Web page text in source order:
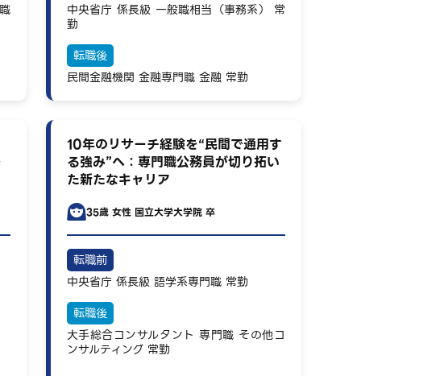
中央省庁 係長級 一般職相当（事務系）
常
勤
転職後
民間金融機関 金融専門職 金融 常勤
10年のリサーチ経験を“民間で通用す
る強み”へ：専門職公務員が切り拓い
た新たなキャリア
35歳 女性 国立大学大学院 卒
転職前
中央省庁 係長級 語学系専門職 常勤
転職後
大手総合コンサルタント 専門職 その他コ
ンサルティング 常勤